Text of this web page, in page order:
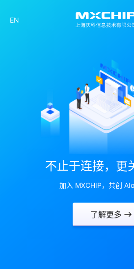
EN
Matter
解决方案
智能产品、全屋智能快速
不止于连接，更
加入 MXCHIP，共创
了解更多
从IoT到
庆科信息开启数智新
庆科信息
YAT 云模
零代码、免开发、开箱即用、快速连
庆科信息
一站式物联网系统
产品智能化 · 场景智能化 ·
BLE
全屋智能系统解
离在线结合，安全稳定、
Matter
解决方案
智能产品、全屋智能快速
不止于连接，更
加入 MXCHIP，共创
了解更多